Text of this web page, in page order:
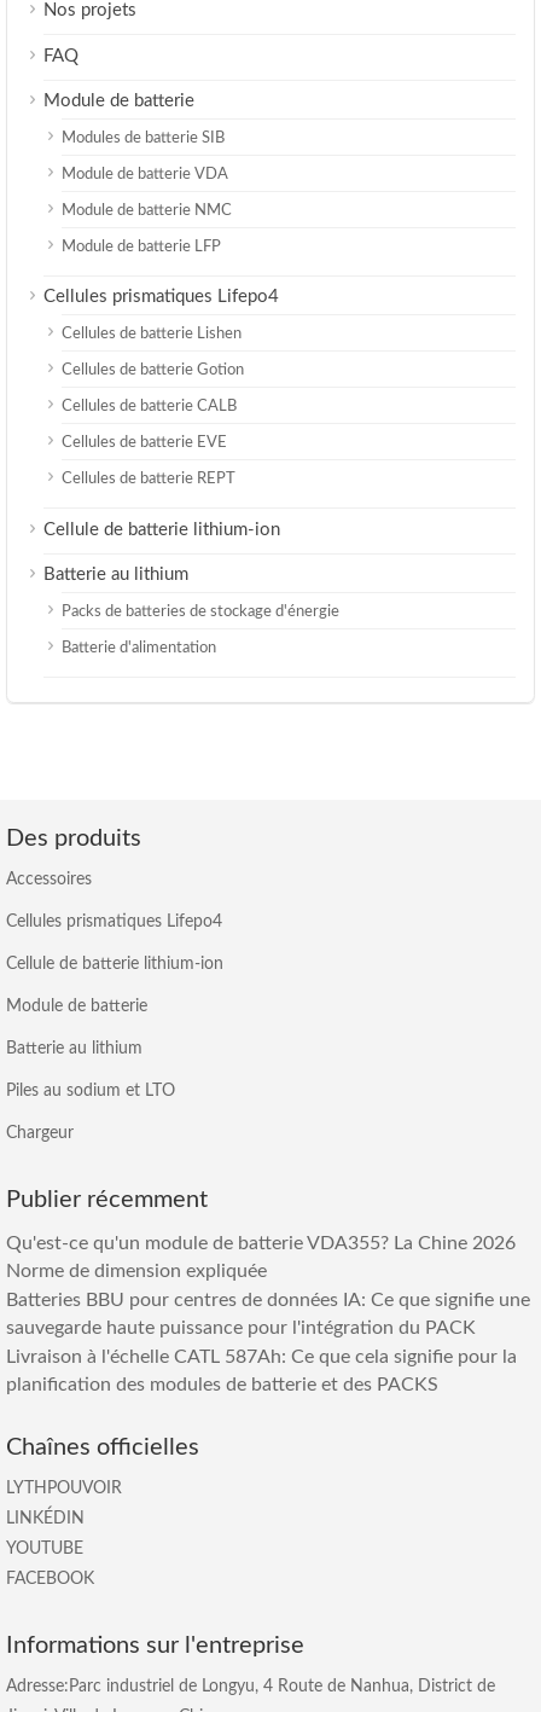
Nos projets
FAQ
Module de batterie
Modules de batterie SIB
Module de batterie VDA
Module de batterie NMC
Module de batterie LFP
Cellules prismatiques Lifepo4
Cellules de batterie Lishen
Cellules de batterie Gotion
Cellules de batterie CALB
Cellules de batterie EVE
Cellules de batterie REPT
Cellule de batterie lithium-ion
Batterie au lithium
Packs de batteries de stockage d'énergie
Batterie d'alimentation
Des produits
Accessoires
Cellules prismatiques Lifepo4
Cellule de batterie lithium-ion
Module de batterie
Batterie au lithium
Piles au sodium et LTO
Chargeur
Publier récemment
Qu'est-ce qu'un module de batterie VDA355? La Chine 2026
Norme de dimension expliquée
Batteries BBU pour centres de données IA: Ce que signifie une
sauvegarde haute puissance pour l'intégration du PACK
Livraison à l'échelle CATL 587Ah: Ce que cela signifie pour la
planification des modules de batterie et des PACKS
Chaînes officielles
LYTHPOUVOIR
LINKÉDIN
YOUTUBE
FACEBOOK
Informations sur l'entreprise
Adresse:Parc industriel de Longyu, 4 Route de Nanhua, District de